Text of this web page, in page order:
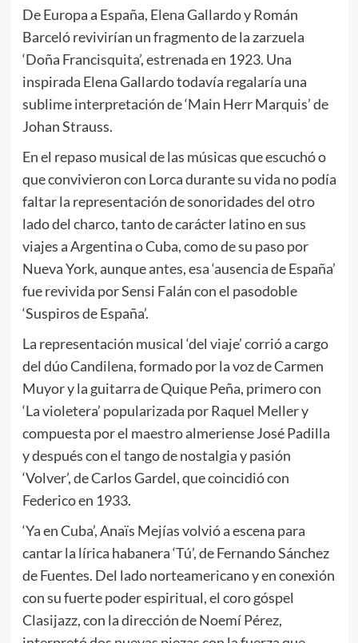
De Europa a España, Elena Gallardo y Román
Barceló revivirían un fragmento de la zarzuela
‘Doña Francisquita’, estrenada en 1923. Una
inspirada Elena Gallardo todavía regalaría una
sublime interpretación de ‘Main Herr Marquis’ de
Johan Strauss.
En el repaso musical de las músicas que escuchó o
que convivieron con Lorca durante su vida no podía
faltar la representación de sonoridades del otro
lado del charco, tanto de carácter latino en sus
viajes a Argentina o Cuba, como de su paso por
Nueva York, aunque antes, esa ‘ausencia de España’
fue revivida por Sensi Falán con el pasodoble
‘Suspiros de España’.
La representación musical ‘del viaje’ corrió a cargo
del dúo Candilena, formado por la voz de Carmen
Muyor y la guitarra de Quique Peña, primero con
‘La violetera’ popularizada por Raquel Meller y
compuesta por el maestro almeriense José Padilla
y después con el tango de nostalgia y pasión
‘Volver’, de Carlos Gardel, que coincidió con
Federico en 1933.
‘Ya en Cuba’, Anaïs Mejías volvió a escena para
cantar la lírica habanera ‘Tú’, de Fernando Sánchez
de Fuentes. Del lado norteamericano y en conexión
con su fuerte poder espiritual, el coro góspel
Clasijazz, con la dirección de Noemí Pérez,